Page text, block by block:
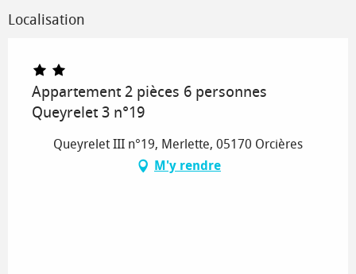
Localisation
Appartement 2 pièces 6 personnes
Queyrelet 3 n°19
Queyrelet III n°19, Merlette, 05170 Orcières
M'y rendre